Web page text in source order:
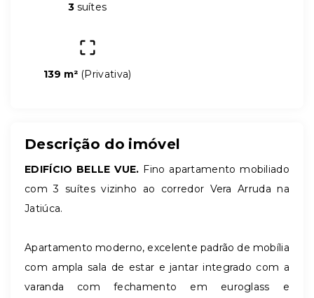
3suítes
139 m² (Privativa)
Descrição do imóvel
EDIFÍCIO BELLE VUE. Fino apartamento mobiliado
com 3 suítes vizinho ao corredor Vera Arruda na
Jatiúca.
Apartamento moderno, excelente padrão de mobília
com ampla sala de estar e jantar integrado com a
varanda com fechamento em euroglass e